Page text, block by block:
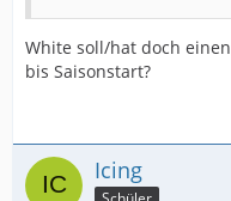
White soll/hat doch
bis Saisonstart?
Icing